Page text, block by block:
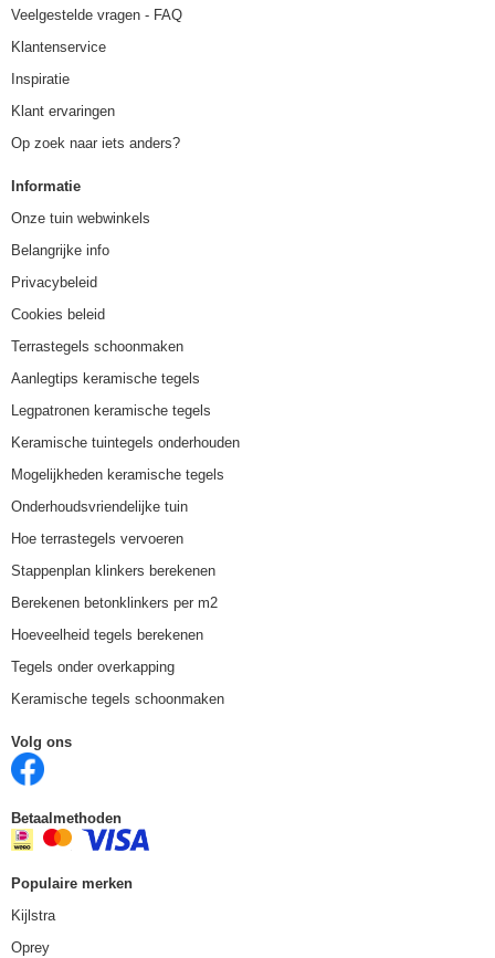
Veelgestelde vragen - FAQ
Klantenservice
Inspiratie
Klant ervaringen
Op zoek naar iets anders?
Informatie
Onze tuin webwinkels
Belangrijke info
Privacybeleid
Cookies beleid
Terrastegels schoonmaken
Aanlegtips keramische tegels
Legpatronen keramische tegels
Keramische tuintegels onderhouden
Mogelijkheden keramische tegels
Onderhoudsvriendelijke tuin
Hoe terrastegels vervoeren
Stappenplan klinkers berekenen
Berekenen betonklinkers per m2
Hoeveelheid tegels berekenen
Tegels onder overkapping
Keramische tegels schoonmaken
Volg ons
Betaalmethoden
Populaire merken
Kijlstra
Oprey